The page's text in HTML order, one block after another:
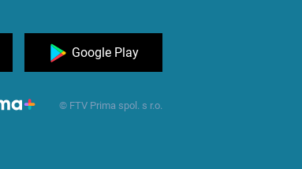
Google Play
© FTV Prima spol. s r.o.